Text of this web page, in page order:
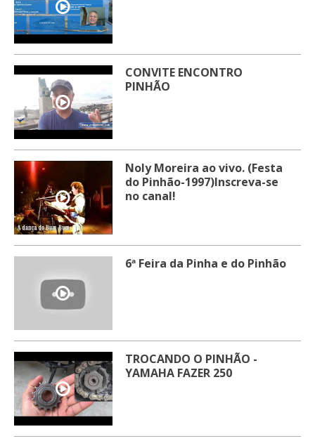
CONVITE ENCONTRO
PINHÃO
Noly Moreira ao vivo. (Festa
do Pinhão-1997)Inscreva-se
no canal!
6ª Feira da Pinha e do Pinhão
TROCANDO O PINHÃO -
YAMAHA FAZER 250